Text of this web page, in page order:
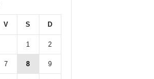
V S D
1 2
7 8 9